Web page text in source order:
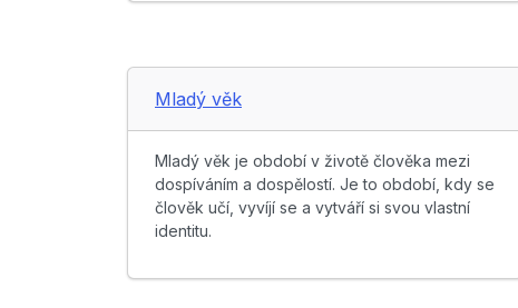
Mladý věk
Mladý věk je období v životě člověka mezi
dospíváním a dospělostí. Je to období, kdy se
člověk učí, vyvíjí se a vytváří si svou vlastní
identitu.